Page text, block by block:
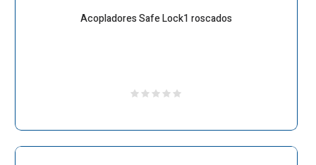
Acopladores Safe Lock1 roscados